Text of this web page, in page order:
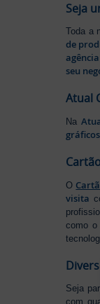
Seja
Toda a
de
seu
Atual
Na
O
visita
como
Seja
com